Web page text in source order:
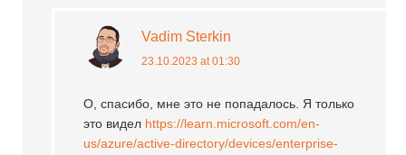
Vadim Sterkin
23.10.2023 at 01:30
О, спасибо, мне это не попадалось. Я только
это видел https://learn.microsoft.com/en-
us/azure/active-directory/devices/enterprise-